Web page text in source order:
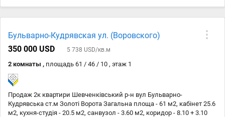
Бульварно-Кудрявская ул. (Воровского)
350 000 USD
5 738 USD/кв.м
2 комнаты , площадь 61 / 46 / 10 , этаж 1
Продаж 2к квартири Шевченківський р-н вул Бульварно-
Кудрявська ст.м Золоті Ворота Загальна площа - 61 м2, кабінет 25.6
м2, кухня-студія - 20.5 м2, санвузол - 3.60 м2, коридор - 8.10 + 3.10